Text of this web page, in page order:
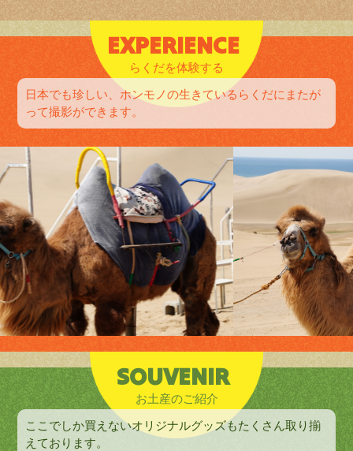
EXPERIENCE
らくだを体験する
日本でも珍しい、ホンモノの生きているらくだにまたが
って撮影ができます。
SOUVENIR
お土産のご紹介
ここでしか買えないオリジナルグッズもたくさん取り揃
えております。